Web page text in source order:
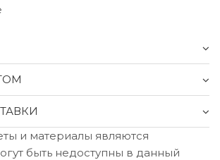
и материалы являются
быть недоступны в данный